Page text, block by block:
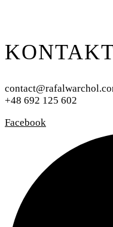
+48 692 125 602
Facebook